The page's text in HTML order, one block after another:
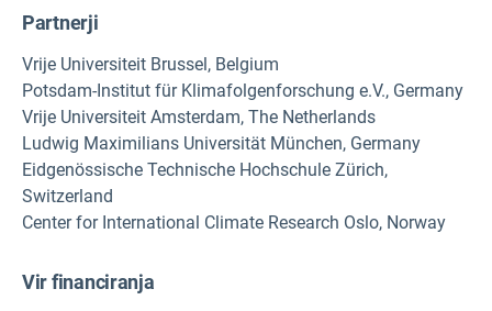
Partnerji
Vrije Universiteit Brussel, Belgium
Potsdam-Institut für Klimafolgenforschung e.V., Germany
Vrije Universiteit Amsterdam, The Netherlands
Ludwig Maximilians Universität München, Germany
Eidgenössische Technische Hochschule Zürich,
Switzerland
Center for International Climate Research Oslo, Norway
Vir financiranja